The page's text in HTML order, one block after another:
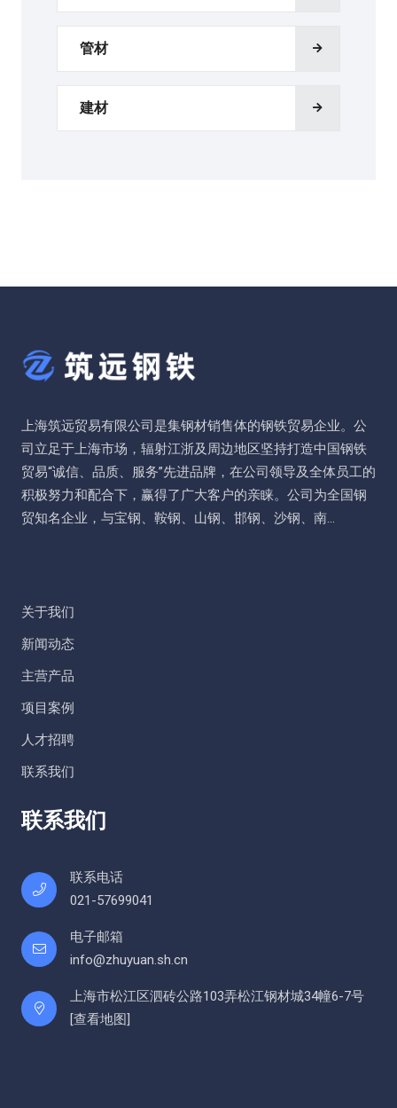
管材
建材
上海筑远贸易有限公司是集钢材销售体的钢铁贸易企业。公
司立足于上海市场，辐射江浙及周边地区坚持打造中国钢铁
贸易“诚信、品质、服务”先进品牌，在公司领导及全体员工的
积极努力和配合下，赢得了广大客户的亲睐。公司为全国钢
贸知名企业，与宝钢、鞍钢、山钢、邯钢、沙钢、南...
关于我们
新闻动态
主营产品
项目案例
人才招聘
联系我们
联系我们
联系电话
021-57699041
电子邮箱
info@zhuyuan.sh.cn
上海市松江区泗砖公路103弄松江钢材城34幢6-7号
[查看地图]